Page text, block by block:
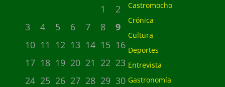
1
2
3
4 5 6 7 8
9
10 11 12 13 14 15 16
17 18 19 20 21 22 23
24 25 26 27 28 29 30
Castromocho
Crónica
Cultura
Deportes
Entrevista
Gastronomía